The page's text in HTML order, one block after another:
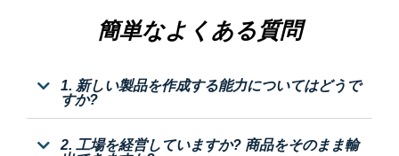
簡単なよくある質問
1. 新しい製品を作成する能力についてはどうで
すか?
2. 工場を経営していますか? 商品をそのまま輸